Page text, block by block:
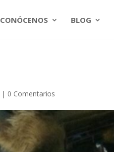
CONÓCENOS BLOG
| 0 Comentarios